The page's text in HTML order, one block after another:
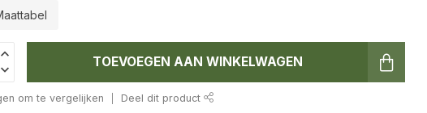
TOEVOEGEN AAN WINKELWAGEN
om te vergelijken Deel dit product